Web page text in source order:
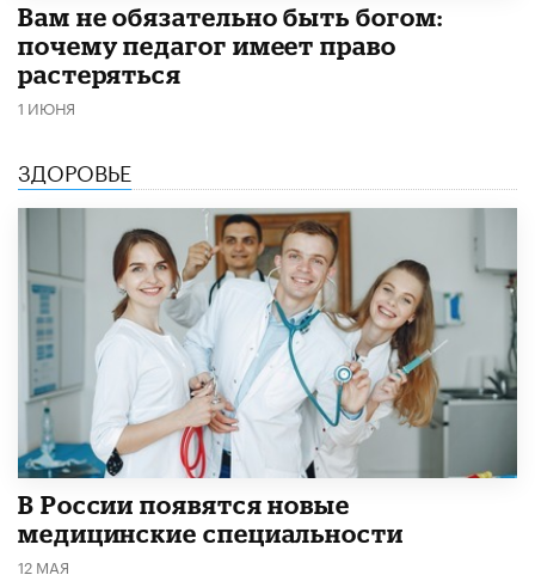
​Вам не обязательно быть богом:
почему педагог имеет право
растеряться
1 ИЮНЯ
ЗДОРОВЬЕ
В России появятся новые
медицинские специальности
12 МАЯ